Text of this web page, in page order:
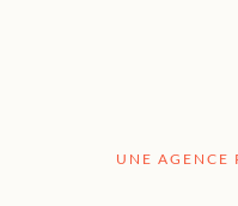
UNE